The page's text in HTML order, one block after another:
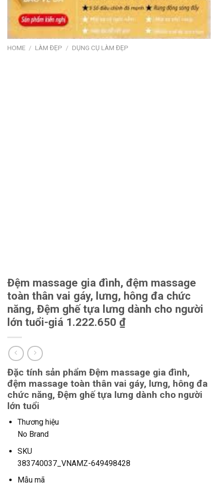
HOME / LÀM ĐẸP / DỤNG CỤ LÀM ĐẸP
Đệm massage gia đình, đệm massage
toàn thân vai gáy, lưng, hông đa chức
năng, Đệm ghế tựa lưng dành cho người
lớn tuổi-giá 1.222.650 ₫
Đặc tính sản phẩm Đệm massage gia đình,
đệm massage toàn thân vai gáy, lưng, hông đa
chức năng, Đệm ghế tựa lưng dành cho người
lớn tuổi
Thương hiệu
No Brand
SKU
383740037_VNAMZ-649498428
Mẫu mã